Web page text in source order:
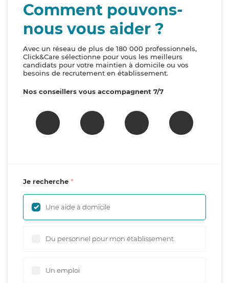
Comment pouvons-
nous vous aider ?
Avec un réseau de plus de 180 000 professionnels,
Click&Care sélectionne pour vous les meilleurs
candidats pour votre maintien à domicile ou vos
besoins de recrutement en établissement.
Nos conseillers vous accompagnent 7/7
Je recherche
Une aide à domicile
Du personnel pour mon établissement
Un emploi